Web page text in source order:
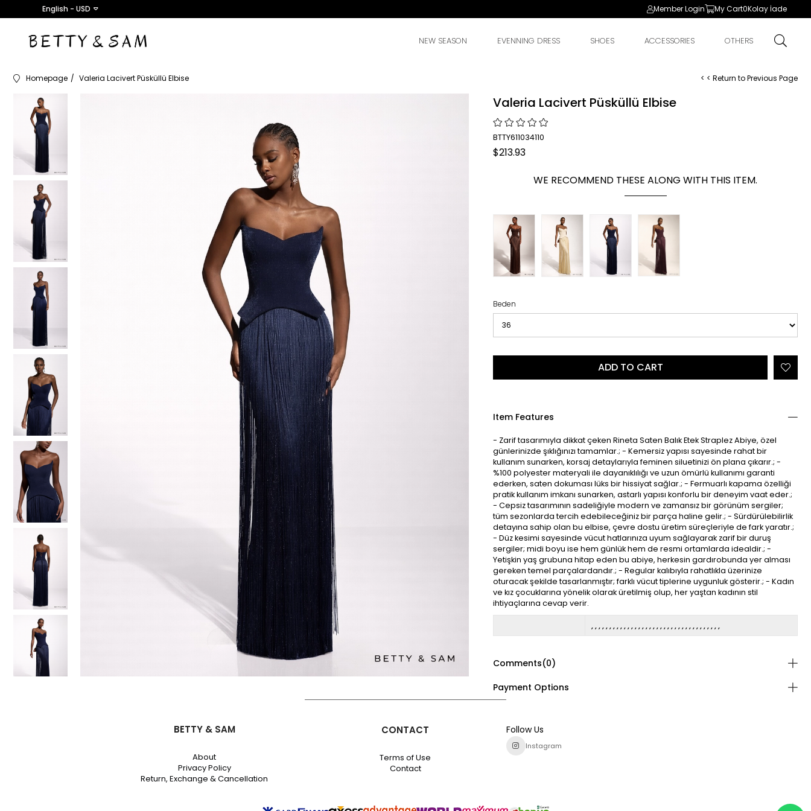
English - USD Member Login My Cart0Kolay İade
NEW SEASON EVENNING DRESS SHOES ACCESSORIES OTHERS
Homepage Valeria Lacivert Püsküllü Elbise < < Return to Previous Page
Valeria Lacivert Püsküllü Elbise
BTTY611034110
$213.93
WE RECOMMEND THESE ALONG WITH THIS ITEM.
Beden
Item Features
- Zarif tasarımıyla dikkat çeken Rineta Saten Balık Etek Straplez Abiye, özel
günlerinizde şıklığınızı tamamlar.; - Kemersiz yapısı sayesinde rahat bir
kullanım sunarken, korsaj detaylarıyla feminen siluetinizi ön plana çıkarır.; -
%100 polyester materyali ile dayanıklılığı ve uzun ömürlü kullanımı garanti
ederken, saten dokuması lüks bir hissiyat sağlar.; - Fermuarlı kapama özelliği
pratik kullanım imkanı sunarken, astarlı yapısı konforlu bir deneyim vaat eder.;
- Cepsiz tasarımının sadeliğiyle modern ve zamansız bir görünüm sergiler;
tüm sezonlarda tercih edebileceğiniz bir parça haline gelir.; - Sürdürülebilirlik
detayına sahip olan bu elbise, çevre dostu üretim süreçleriyle de fark yaratır.;
- Düz kesimi sayesinde vücut hatlarınıza uyum sağlayarak zarif bir duruş
sergiler; midi boyu ise hem günlük hem de resmi ortamlarda idealdir.; -
Yetişkin yaş grubuna hitap eden bu abiye, herkesin gardırobunda yer alması
gereken temel parçalardandır.; - Regular kalıbıyla rahatlıkla üzerinize
oturacak şekilde tasarlanmıştır; farklı vücut tiplerine uygunluk gösterir.; - Kadın
ve kız çocuklarına yönelik olarak üretilmiş olup, her yaştan kadının stil
ihtiyaçlarına cevap verir.
Comments(0)
Payment Options
BETTY & SAM
About
Privacy Policy
Return, Exchange & Cancellation
CONTACT
Terms of Use
Contact
Follow Us
Instagram